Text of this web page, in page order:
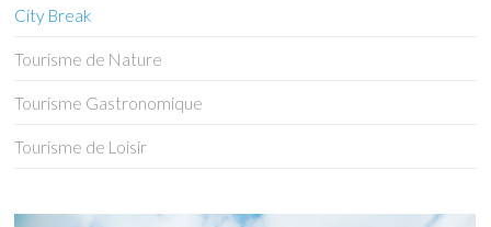
City Break
Tourisme de Nature
Tourisme Gastronomique
Tourisme de Loisir